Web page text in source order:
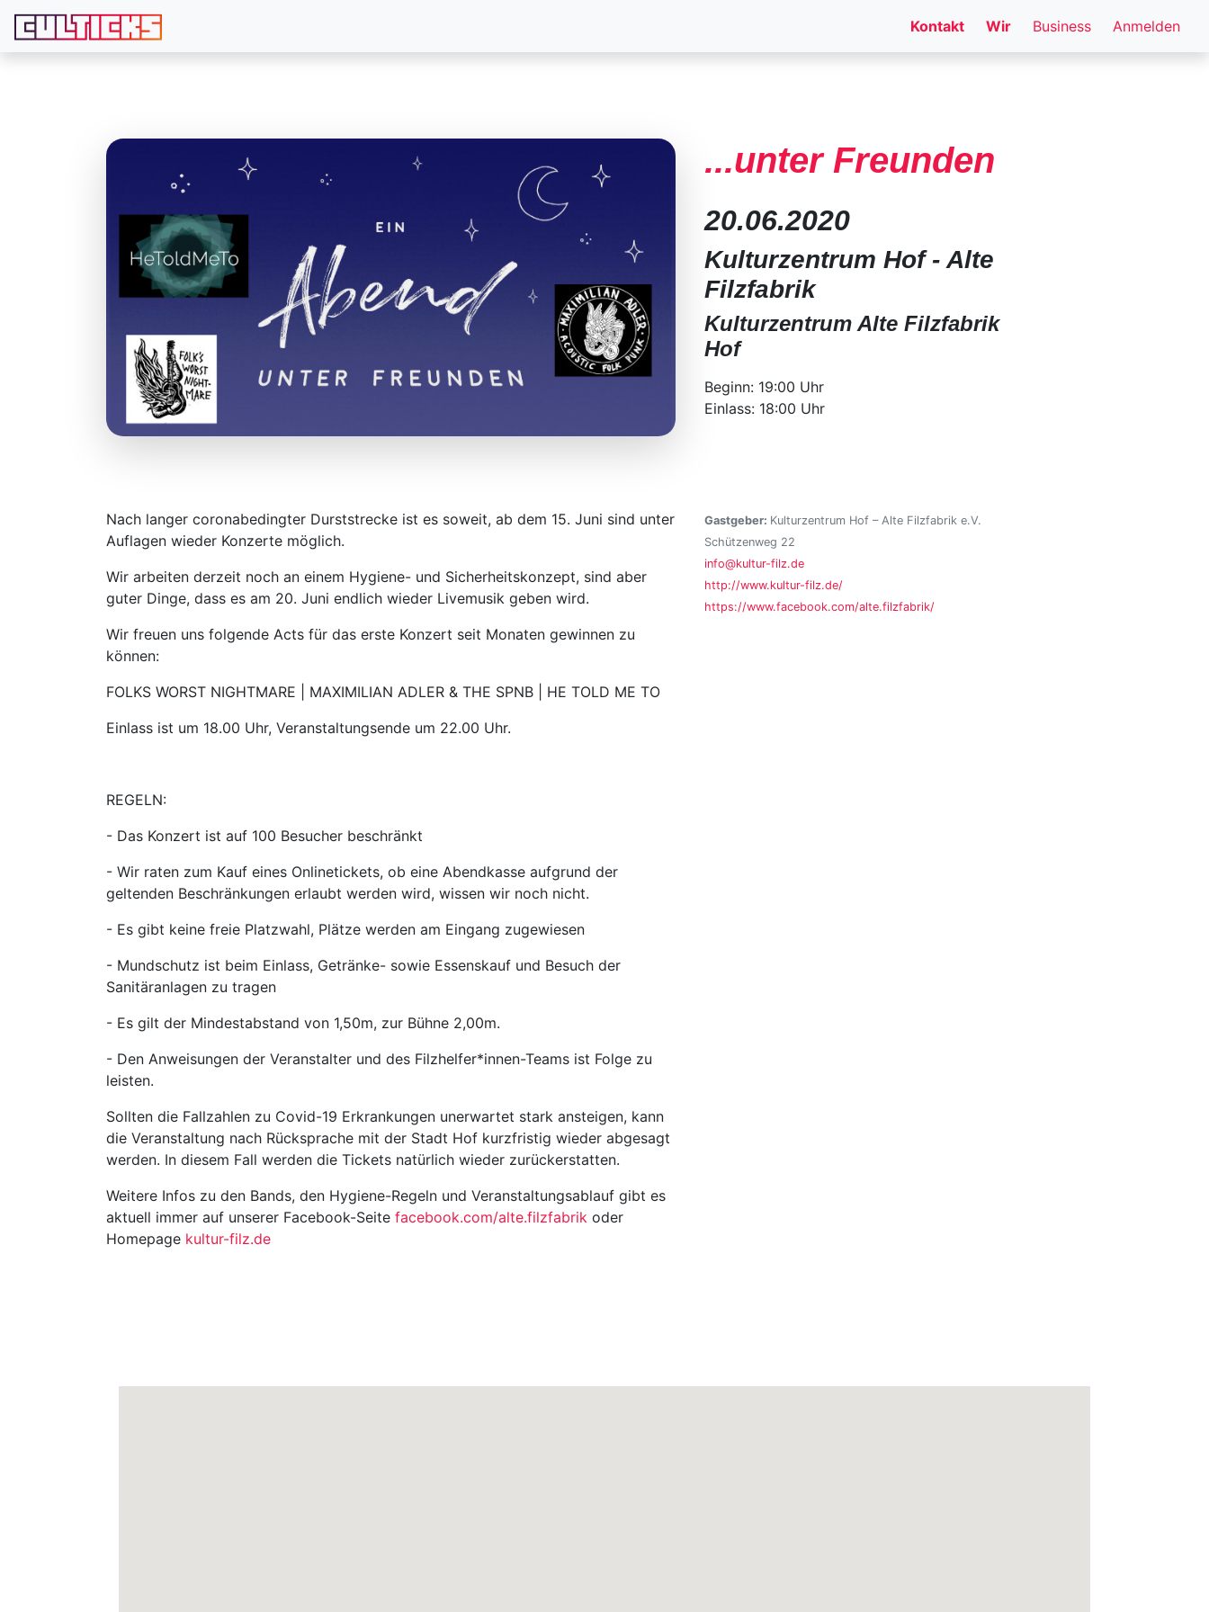
Kontakt Wir Business Anmelden
...unter Freunden
20.06.2020
Kulturzentrum Hof - Alte
Filzfabrik
Kulturzentrum Alte Filzfabrik
Hof
Beginn: 19:00 Uhr
Einlass: 18:00 Uhr
Nach langer coronabedingter Durststrecke ist es soweit, ab dem 15. Juni sind unter
Auflagen wieder Konzerte möglich.
Wir arbeiten derzeit noch an einem Hygiene- und Sicherheitskonzept, sind aber
guter Dinge, dass es am 20. Juni endlich wieder Livemusik geben wird.
Wir freuen uns folgende Acts für das erste Konzert seit Monaten gewinnen zu
können:
FOLKS WORST NIGHTMARE | MAXIMILIAN ADLER & THE SPNB | HE TOLD ME TO
Einlass ist um 18.00 Uhr, Veranstaltungsende um 22.00 Uhr.
REGELN:
- Das Konzert ist auf 100 Besucher beschränkt
- Wir raten zum Kauf eines Onlinetickets, ob eine Abendkasse aufgrund der
geltenden Beschränkungen erlaubt werden wird, wissen wir noch nicht.
- Es gibt keine freie Platzwahl, Plätze werden am Eingang zugewiesen
- Mundschutz ist beim Einlass, Getränke- sowie Essenskauf und Besuch der
Sanitäranlagen zu tragen
- Es gilt der Mindestabstand von 1,50m, zur Bühne 2,00m.
- Den Anweisungen der Veranstalter und des Filzhelfer*innen-Teams ist Folge zu
leisten.
Sollten die Fallzahlen zu Covid-19 Erkrankungen unerwartet stark ansteigen, kann
die Veranstaltung nach Rücksprache mit der Stadt Hof kurzfristig wieder abgesagt
werden. In diesem Fall werden die Tickets natürlich wieder zurückerstatten.
Weitere Infos zu den Bands, den Hygiene-Regeln und Veranstaltungsablauf gibt es
aktuell immer auf unserer Facebook-Seite facebook.com/alte.filzfabrik oder
Homepage kultur-filz.de
Gastgeber: Kulturzentrum Hof – Alte Filzfabrik e.V.
Schützenweg 22
info@kultur-filz.de
http://www.kultur-filz.de/
https://www.facebook.com/alte.filzfabrik/